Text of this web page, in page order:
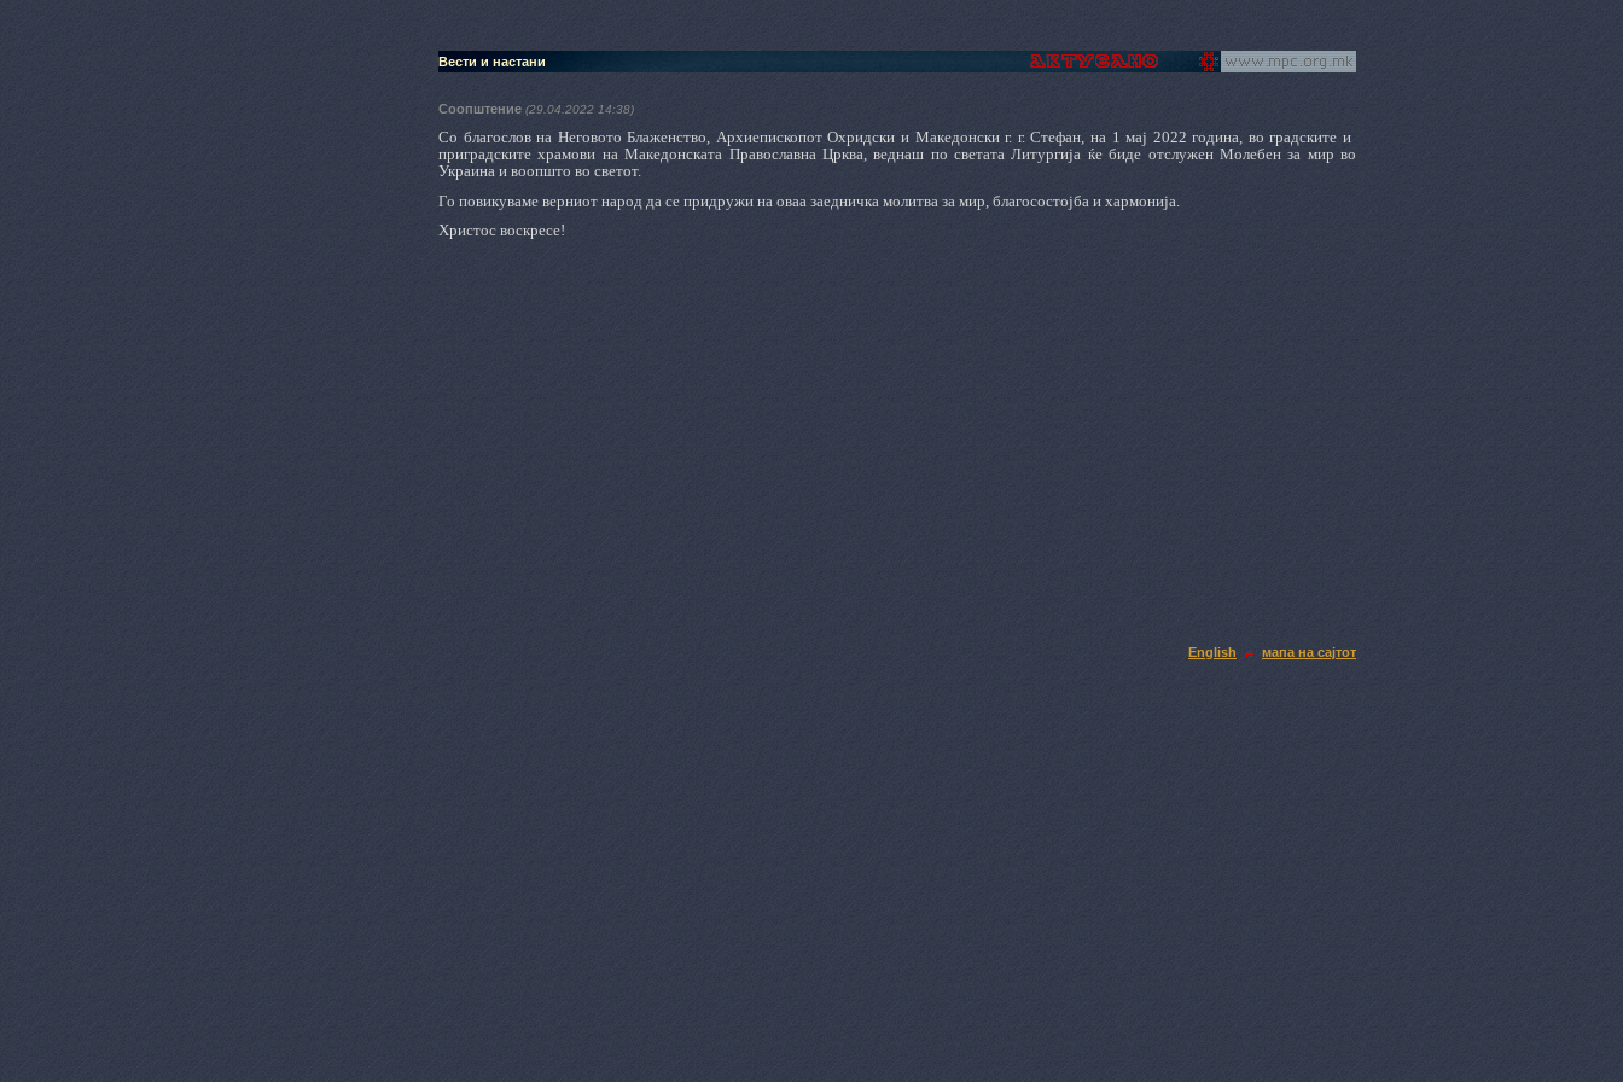
Вести и настани
Соопштение (29.04.2022 14:38)
Со благослов на Неговото Блаженство, Архиепископот Охридски и Македонски г. г. Стефан, на 1 мај 2022 година, во градските и
приградските храмови на Македонската Православна Црква, веднаш по светата Литургија ќе биде отслужен Молебен за мир во
Украина и воопшто во светот.
Го повикуваме верниот народ да се придружи на оваа заедничка молитва за мир, благосостојба и хармонија.
Христос воскресе!
English мапа на сајтот